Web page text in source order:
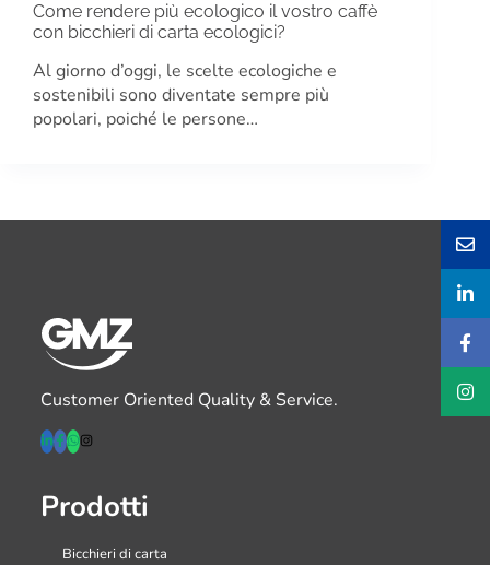
Come rendere più ecologico il vostro caffè
con bicchieri di carta ecologici?
Al giorno d’oggi, le scelte ecologiche e
sostenibili sono diventate sempre più
popolari, poiché le persone…
Customer Oriented Quality & Service.
Prodotti
Bicchieri di carta